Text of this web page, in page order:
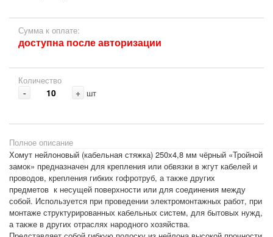
Сумма к оплате:
доступна после авторизации
Количество
- + шт
Полное описание
Хомут нейлоновый (кабельная стяжка) 250х4,8 мм чёрный «Тройной
замок» предназначен для крепления или обвязки в жгут кабелей и
проводов, крепления гибких гофротруб, а также других
предметов к несущей поверхности или для соединения между
собой. Используется при проведении электромонтажных работ, при
монтаже структурированных кабельных систем, для бытовых нужд,
а также в других отраслях народного хозяйства.